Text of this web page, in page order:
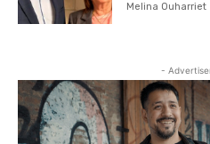
Melina Ouharriet
-